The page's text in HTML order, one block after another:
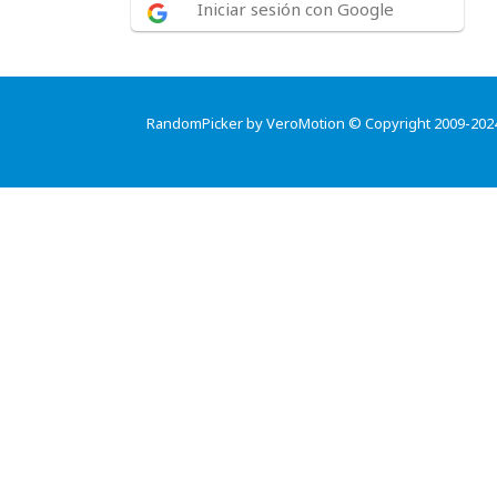
Iniciar sesión con Google
RandomPicker by VeroMotion © Copyright 2009-